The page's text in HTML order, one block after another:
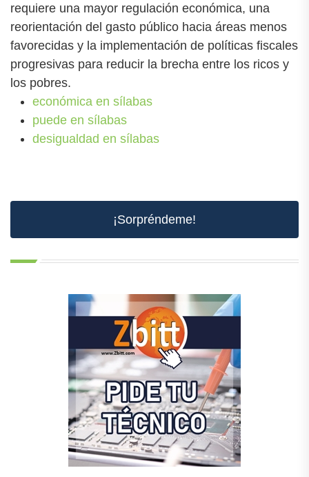
requiere una mayor regulación económica, una
reorientación del gasto público hacia áreas menos
favorecidas y la implementación de políticas fiscales
progresivas para reducir la brecha entre los ricos y
los pobres.
económica en sílabas
puede en sílabas
desigualdad en sílabas
¡Sorpréndeme!